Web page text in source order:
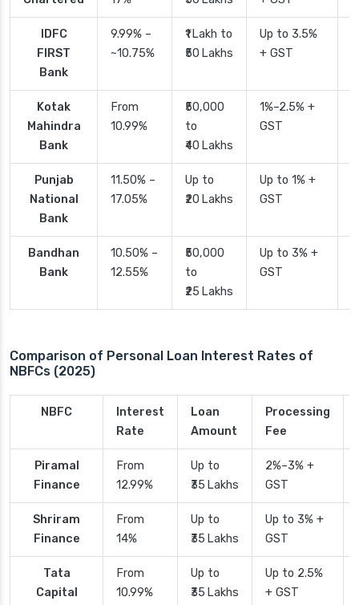
IDFC
FIRST
Bank
9.99% –
~10.75%
₹1 Lakh to
₹50 Lakhs
Up to 3.5%
+ GST
Kotak
Mahindra
Bank
From
10.99%
₹50,000
to
₹40 Lakhs
1%–2.5% +
GST
Punjab
National
Bank
11.50% –
17.05%
Up to
₹20 Lakhs
Up to 1% +
GST
Bandhan
Bank
10.50% –
12.55%
₹50,000
to
₹25 Lakhs
Up to 3% +
GST
Comparison of Personal Loan Interest Rates of
NBFCs (2025)
NBFC
Interest
Rate
Loan
Amount
Processing
Fee
Piramal
Finance
From
12.99%
Up to
₹35 Lakhs
2%–3% +
GST
Shriram
Finance
From
14%
Up to
₹35 Lakhs
Up to 3% +
GST
Tata
Capital
From
10.99%
Up to
₹35 Lakhs
Up to 2.5%
+ GST